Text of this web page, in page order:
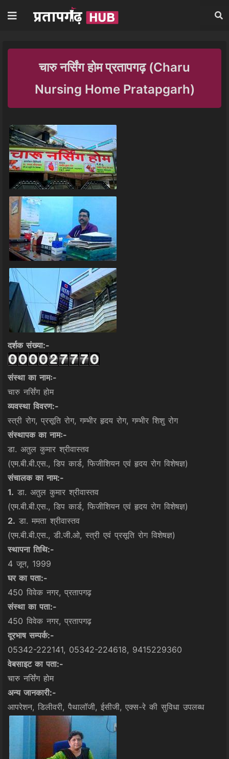
चारु नर्सिंग होम प्रतापगढ़ (Charu
Nursing Home Pratapgarh)
दर्शक संख्या:-
संस्था का नामः-
चारु नर्सिंग होम
व्यवस्था विवरण:-
स्त्री रोग, प्रसूति रोग, गम्भीर हृदय रोग, गम्भीर शिशु रोग
संस्थापक का नामः-
डा. अतुल कुमार श्रीवास्तव
(एम.बी.बी.एस., डिप कार्ड, फिजीशियन एवं हृदय रोग विशेषज्ञ)
संचालक का नाम:-
1. डा. अतुल कुमार श्रीवास्तव
(एम.बी.बी.एस., डिप कार्ड, फिजीशियन एवं हृदय रोग विशेषज्ञ)
2. डा. ममता श्रीवास्तव
(एम.बी.बी.एस., डी.जी.ओ, स्त्री एवं प्रसूति रोग विशेषज्ञ)
स्थापना तिथि:-
4 जून, 1999
घर का पता:-
450 विवेक नगर, प्रतापगढ़
संस्था का पता:-
450 विवेक नगर, प्रतापगढ़
दूरभाष सम्पर्क:-
05342-222141, 05342-224618, 9415229360
वेबसाइट का पता:-
चारु नर्सिंग होम
अन्य जानकारी:-
आपरेशन, डिलीवरी, पैथालॉजी, ईसीजी, एक्स-रे की सुविधा उपलब्ध